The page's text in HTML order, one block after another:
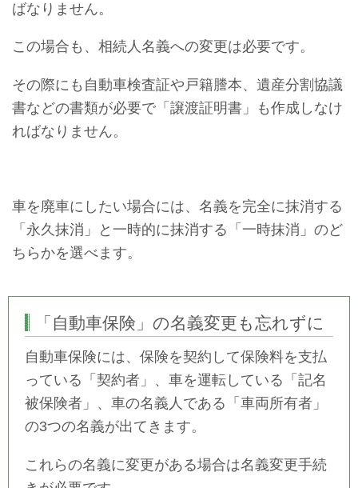
ばなりません。
この場合も、相続人名義への変更は必要です。
その際にも自動車検査証や戸籍謄本、遺産分割協議
書などの書類が必要で「譲渡証明書」も作成しなけ
ればなりません。
車を廃車にしたい場合には、名義を完全に抹消する
「永久抹消」と一時的に抹消する「一時抹消」のど
ちらかを選べます。
「自動車保険」の名義変更も忘れずに
自動車保険には、保険を契約して保険料を支払
っている「契約者」、車を運転している「記名
被保険者」、車の名義人である「車両所有者」
の3つの名義が出てきます。
これらの名義に変更がある場合は名義変更手続